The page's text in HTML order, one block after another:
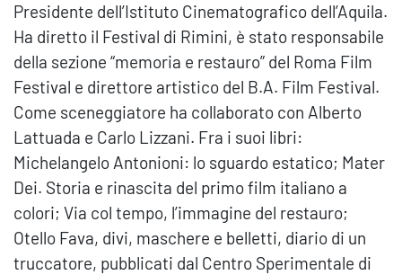
Presidente dell’Istituto Cinematografico dell’Aquila.
Ha diretto il Festival di Rimini, è stato responsabile
della sezione “memoria e restauro” del Roma Film
Festival e direttore artistico del B.A. Film Festival.
Come sceneggiatore ha collaborato con Alberto
Lattuada e Carlo Lizzani. Fra i suoi libri:
Michelangelo Antonioni: lo sguardo estatico; Mater
Dei. Storia e rinascita del primo film italiano a
colori; Via col tempo, l’immagine del restauro;
Otello Fava, divi, maschere e belletti, diario di un
truccatore, pubblicati dal Centro Sperimentale di